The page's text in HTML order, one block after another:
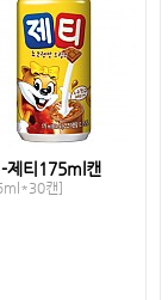
제티175ml캔
캔]